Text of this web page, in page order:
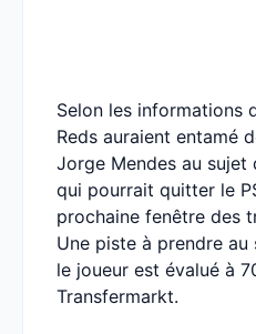
Selon les informations
Reds auraient entamé
Jorge Mendes au sujet
qui pourrait quitter le
prochaine fenêtre des
Une piste à prendre au
le joueur est évalué à
Transfermarkt.